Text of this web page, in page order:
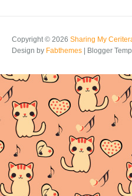
Copyright © 2026 Sharing My
Design by Fabthemes | Blogger